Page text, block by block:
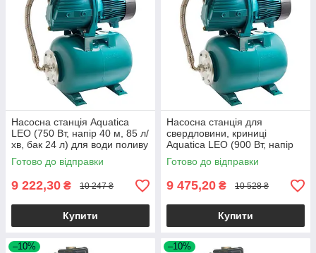
Насосна станція Aquatica
LEO (750 Вт, напір 40 м, 85 л/
хв, бак 24 л) для води поливу
свердловини колодязя
Готово до відправки
9 222,30 ₴ 10 247 ₴
Купити
Насосна станція для
свердловини, криниці
Aquatica LEO (900 Вт, напір
48 м, 85 л/хв, бак 24 л) для
води поливу
Готово до відправки
9 475,20 ₴ 10 528 ₴
Купити
–10% –10%